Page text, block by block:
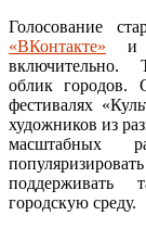
Голосование
«ВКонтакте» и
включительно.
облик городов.
фестивалях
художников из
масштабных
поддерживать
городскую среду.